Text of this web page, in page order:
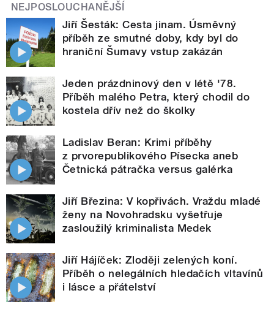
NEJPOSLOUCHANĚJŠÍ
Jiří Šesták: Cesta jinam. Úsměvný
příběh ze smutné doby, kdy byl do
hraniční Šumavy vstup zakázán
Jeden prázdninový den v létě '78.
Příběh malého Petra, který chodil do
kostela dřív než do školky
Ladislav Beran: Krimi příběhy
z prvorepublikového Písecka aneb
Četnická pátračka versus galérka
Jiří Březina: V kopřivách. Vraždu mladé
ženy na Novohradsku vyšetřuje
zasloužilý kriminalista Medek
Jiří Hájíček: Zloději zelených koní.
Příběh o nelegálních hledačích vltavínů
i lásce a přátelství